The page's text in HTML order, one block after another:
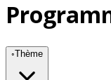
◦Thème